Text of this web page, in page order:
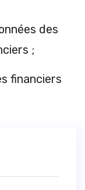
des
;
financiers